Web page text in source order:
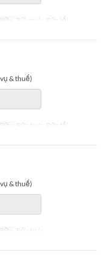
Bữa Bữa trưa, Bữa tối
& thuế)
Bữa Bữa trưa, Bữa tối
& thuế)
Bữa Bữa trưa